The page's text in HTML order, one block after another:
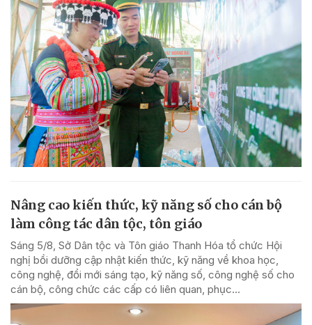
Nâng cao kiến thức, kỹ năng số cho cán bộ
làm công tác dân tộc, tôn giáo
Sáng 5/8, Sở Dân tộc và Tôn giáo Thanh Hóa tổ chức Hội
nghị bồi dưỡng cập nhật kiến thức, kỹ năng về khoa học,
công nghệ, đổi mới sáng tạo, kỹ năng số, công nghệ số cho
cán bộ, công chức các cấp có liên quan, phục...